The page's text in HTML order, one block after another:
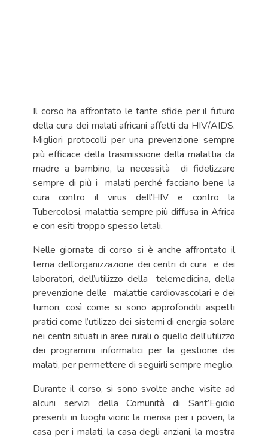
Il corso ha affrontato le tante sfide per il futuro
della cura dei malati africani affetti da HIV/AIDS.
Migliori protocolli per una prevenzione sempre
più efficace della trasmissione della malattia da
madre a bambino, la necessità di fidelizzare
sempre di più i malati perché facciano bene la
cura contro il virus dell’HIV e contro la
Tubercolosi, malattia sempre più diffusa in Africa
e con esiti troppo spesso letali.
Nelle giornate di corso si è anche affrontato il
tema dell’organizzazione dei centri di cura e dei
laboratori, dell’utilizzo della telemedicina, della
prevenzione delle malattie cardiovascolari e dei
tumori, così come si sono approfonditi aspetti
pratici come l’utilizzo dei sistemi di energia solare
nei centri situati in aree rurali o quello dell’utilizzo
dei programmi informatici per la gestione dei
malati, per permettere di seguirli sempre meglio.
Durante il corso, si sono svolte anche visite ad
alcuni servizi della Comunità di Sant’Egidio
presenti in luoghi vicini: la mensa per i poveri, la
casa per i malati, la casa degli anziani, la mostra